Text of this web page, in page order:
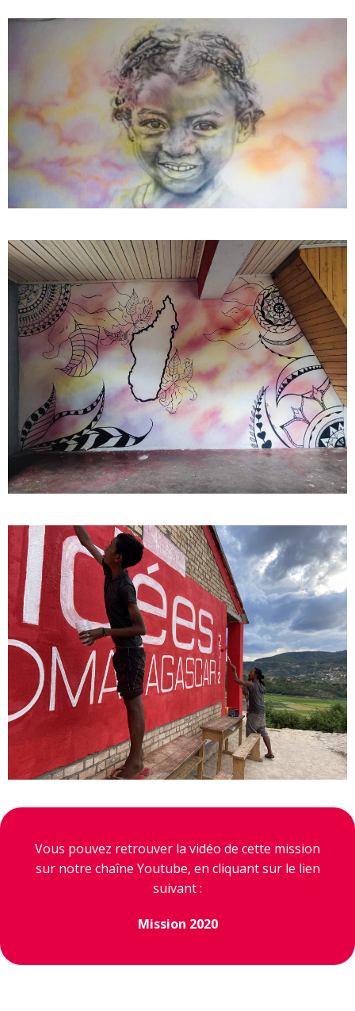
Vous pouvez retrouver la vidéo de cette mission
sur notre chaîne Youtube, en cliquant sur le lien
suivant :
Mission 2020